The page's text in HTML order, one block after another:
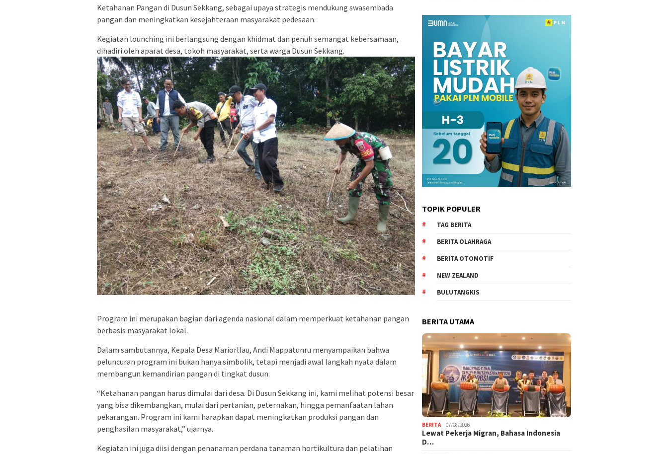
Ketahanan Pangan di Dusun Sekkang, sebagai upaya strategis mendukung swasembada
pangan dan meningkatkan kesejahteraan masyarakat pedesaan.
Kegiatan lounching ini berlangsung dengan khidmat dan penuh semangat kebersamaan,
dihadiri oleh aparat desa, tokoh masyarakat, serta warga Dusun Sekkang.
Program ini merupakan bagian dari agenda nasional dalam memperkuat ketahanan pangan
berbasis masyarakat lokal.
Dalam sambutannya, Kepala Desa Mariorllau, Andi Mappatunru menyampaikan bahwa
peluncuran program ini bukan hanya simbolik, tetapi menjadi awal langkah nyata dalam
membangun kemandirian pangan di tingkat dusun.
“Ketahanan pangan harus dimulai dari desa. Di Dusun Sekkang ini, kami melihat potensi besar
yang bisa dikembangkan, mulai dari pertanian, peternakan, hingga pemanfaatan lahan
pekarangan. Program ini kami harapkan dapat meningkatkan produksi pangan dan
penghasilan masyarakat,” ujarnya.
Kegiatan ini juga diisi dengan penanaman perdana tanaman hortikultura dan pelatihan
TOPIK POPULER
TAG BERITA
BERITA OLAHRAGA
BERITA OTOMOTIF
NEW ZEALAND
BULUTANGKIS
BERITA UTAMA
BERITA 07/08/2026
Lewat Pekerja Migran, Bahasa Indonesia
D…